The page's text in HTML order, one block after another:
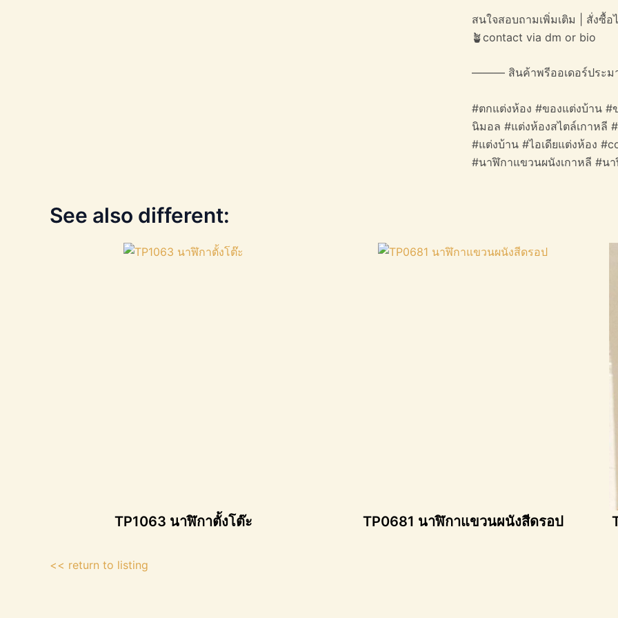
สนใจสอบถามเพิ่มเติม | สั่งซื้อ
🪴contact via dm or bio
——— สินค้าพรีออเดอร์ประ
#ตกแต่งห้อง #ของแต่งบ้าน
นิมอล #แต่งห้องสไตล์เกาหลี
#แต่งบ้าน #ไอเดียแต่งห้อง
#นาฬิกาแขวนผนังเกาหลี #น
See also different:
TP1063 นาฬิกาตั้งโต๊ะ TP0681 นาฬิกาแขวนผนังสีดรอป
<< return to listing